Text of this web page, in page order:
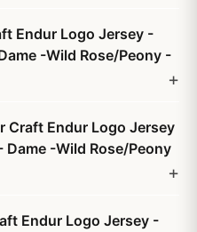
Endur Logo Jersey -
-Wild Rose/Peony -
Craft Endur Logo Jersey
-Wild Rose/Peony
Endur Logo Jersey -